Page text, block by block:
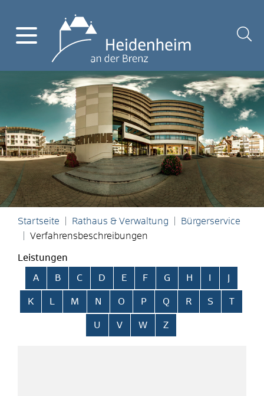
Startseite Rathaus & Verwaltung
Bürgerservice
Verfahrensbeschreibungen
Leistungen
Alphabetisches Register überspringen
A B C D E F G H
K L M N O P Q R S T
U V W Z